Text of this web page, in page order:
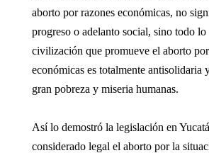
aborto por razones económicas, no
progreso o adelanto social, sino todo
civilización que promueve el aborto
económicas es totalmente antisolidaria
gran pobreza y miseria humanas.
Así lo demostró la legislación en
considerado legal el aborto por la